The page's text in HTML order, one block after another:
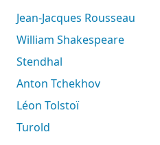
Jean-Jacques Rousseau
William Shakespeare
Stendhal
Anton Tchekhov
Léon Tolstoï
Turold